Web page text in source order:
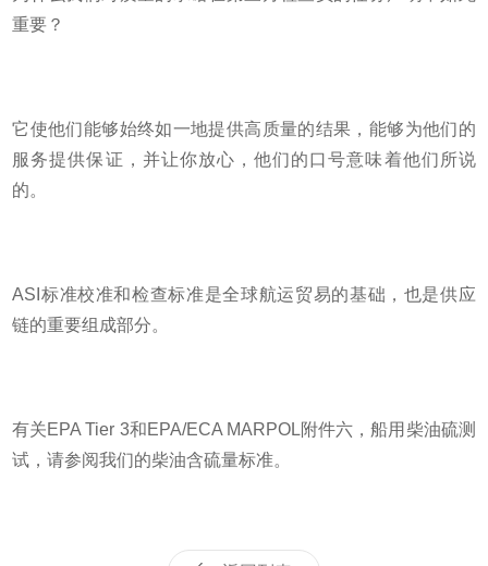
重要？
它使他们能够始终如一地提供高质量的结果，能够为他们的
服务提供保证，并让你放心，他们的口号意味着他们所说
的。
ASI标准校准和检查标准是全球航运贸易的基础，也是供应
链的重要组成部分。
有关EPA Tier 3和EPA/ECA MARPOL附件六，船用柴油硫测
试，请参阅我们的柴油含硫量标准。